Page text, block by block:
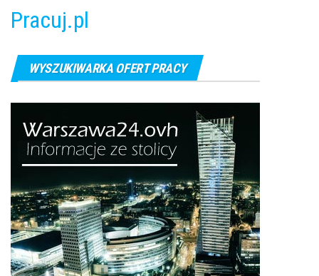
Pracuj.pl
WYSZUKIWARKA OFERT PRACY